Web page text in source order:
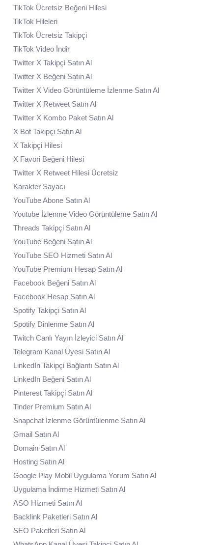
TikTok Ücretsiz Beğeni Hilesi
TikTok Hileleri
TikTok Ücretsiz Takipçi
TikTok Video İndir
Twitter X Takipçi Satın Al
Twitter X Beğeni Satın Al
Twitter X Video Görüntüleme İzlenme Satın Al
Twitter X Retweet Satın Al
Twitter X Kombo Paket Satın Al
X Bot Takipçi Satın Al
X Takipçi Hilesi
X Favori Beğeni Hilesi
Twitter X Retweet Hilesi Ücretsiz
Karakter Sayacı
YouTube Abone Satın Al
Youtube İzlenme Video Görüntüleme Satın Al
Threads Takipçi Satın Al
YouTube Beğeni Satın Al
YouTube SEO Hizmeti Satın Al
YouTube Premium Hesap Satın Al
Facebook Beğeni Satın Al
Facebook Hesap Satın Al
Spotify Takipçi Satın Al
Spotify Dinlenme Satın Al
Twitch Canlı Yayın İzleyici Satın Al
Telegram Kanal Üyesi Satın Al
LinkedIn Takipçi Bağlantı Satın Al
LinkedIn Beğeni Satın Al
Pinterest Takipçi Satın Al
Tinder Premium Satın Al
Snapchat İzlenme Görüntülenme Satın Al
Gmail Satın Al
Domain Satın Al
Hosting Satın Al
Google Play Mobil Uygulama Yorum Satın Al
Uygulama İndirme Hizmeti Satın Al
ASO Hizmeti Satın Al
Backlink Paketleri Satın Al
SEO Paketleri Satın Al